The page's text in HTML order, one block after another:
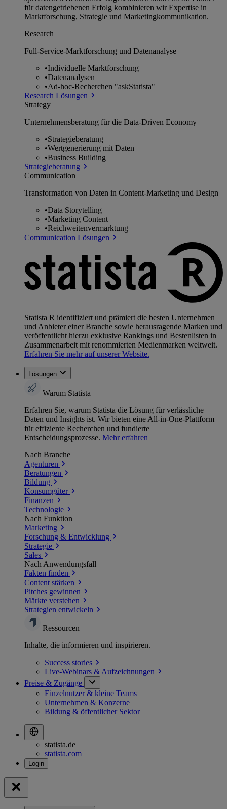
für datengetriebenen Erfolg kombinieren wir Expertise in
Marktforschung, Strategie und Marketingkommunikation.
Research
Full-Service-Marktforschung und Datenanalyse
•Individuelle Marktforschung
•Datenanalysen
•Ad-hoc-Recherchen "askStatista"
Research Lösungen
Strategy
Unternehmens­beratung für die Data-Driven Economy
•Strategieberatung
•Wertgenerierung mit Daten
•Business Building
Strategieberatung
Communication
Transformation von Daten in Content-Marketing und Design
•Data Storytelling
•Marketing Content
•Reichweitenvermarktung
Communication Lösungen
Statista R identifiziert und prämiert die besten Unternehmen
und Anbieter einer Branche sowie herausragende Marken und
veröffentlicht hierzu exklusive Rankings und Bestenlisten in
Zusammenarbeit mit renommierten Medienmarken weltweit.
Erfahren Sie mehr auf unserer Website.
Lösungen
Warum Statista
Erfahren Sie, warum Statista die Lösung für verlässliche
Daten und Insights ist. Wir bieten eine All-in-One-Plattform
für effiziente Recherchen und fundierte
Entscheidungsprozesse. Mehr erfahren
Nach Branche
Agenturen
Beratungen
Bildung
Konsumgüter
Finanzen
Technologie
Nach Funktion
Marketing
Forschung & Entwicklung
Strategie
Sales
Nach Anwendungsfall
Fakten finden
Content stärken
Pitches gewinnen
Märkte verstehen
Strategien entwickeln
Ressourcen
Inhalte, die informieren und inspirieren.
Success stories
Live-Webinars & Aufzeichnungen
Preise & Zugänge
Einzelnutzer & kleine Teams
Unternehmen & Konzerne
Bildung & öffentlicher Sektor
statista.de
statista.com